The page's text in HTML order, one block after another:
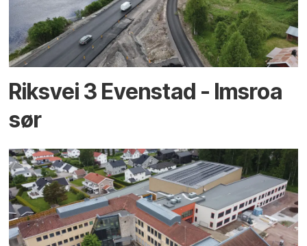
Riksvei 3 Evenstad - Imsroa
sør